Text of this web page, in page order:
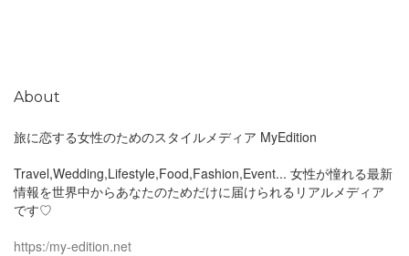
About
旅に恋する女性のためのスタイルメディア MyEdition
Travel,Wedding,Lifestyle,Food,Fashion,Event... 女性が憧れる最新
情報を世界中からあなたのためだけに届けられるリアルメディア
です♡
https:/my-edition.net